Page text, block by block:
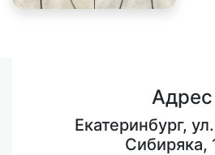
Адрес
Екатеринбург,
Сибиряка,